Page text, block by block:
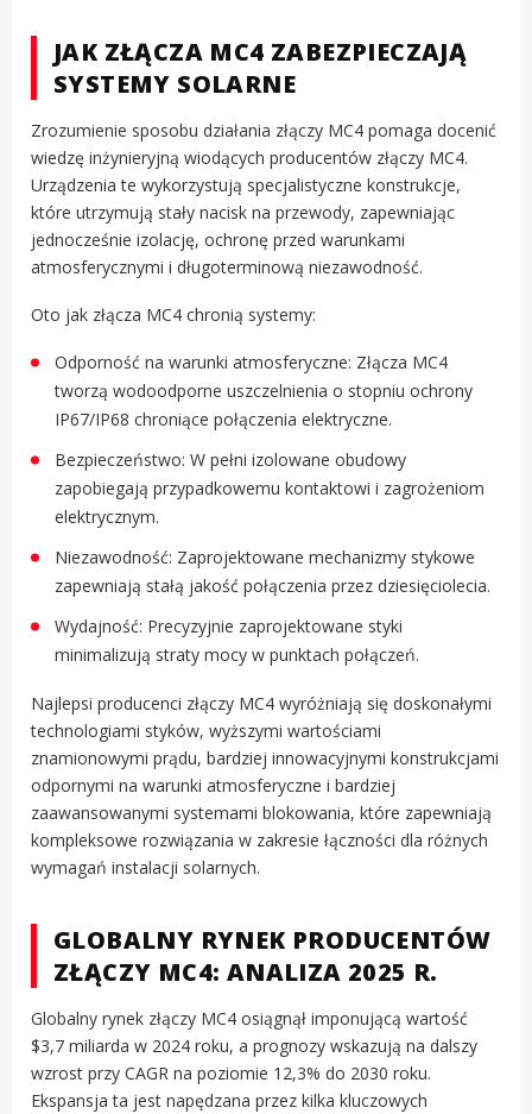
JAK ZŁĄCZA MC4 ZABEZPIECZAJĄ
SYSTEMY SOLARNE
Zrozumienie sposobu działania złączy MC4 pomaga docenić
wiedzę inżynieryjną wiodących producentów złączy MC4.
Urządzenia te wykorzystują specjalistyczne konstrukcje,
które utrzymują stały nacisk na przewody, zapewniając
jednocześnie izolację, ochronę przed warunkami
atmosferycznymi i długoterminową niezawodność.
Oto jak złącza MC4 chronią systemy:
Odporność na warunki atmosferyczne: Złącza MC4
tworzą wodoodporne uszczelnienia o stopniu ochrony
IP67/IP68 chroniące połączenia elektryczne.
Bezpieczeństwo: W pełni izolowane obudowy
zapobiegają przypadkowemu kontaktowi i zagrożeniom
elektrycznym.
Niezawodność: Zaprojektowane mechanizmy stykowe
zapewniają stałą jakość połączenia przez dziesięciolecia.
Wydajność: Precyzyjnie zaprojektowane styki
minimalizują straty mocy w punktach połączeń.
Najlepsi producenci złączy MC4 wyróżniają się doskonałymi
technologiami styków, wyższymi wartościami
znamionowymi prądu, bardziej innowacyjnymi konstrukcjami
odpornymi na warunki atmosferyczne i bardziej
zaawansowanymi systemami blokowania, które zapewniają
kompleksowe rozwiązania w zakresie łączności dla różnych
wymagań instalacji solarnych.
GLOBALNY RYNEK PRODUCENTÓW
ZŁĄCZY MC4: ANALIZA 2025 R.
Globalny rynek złączy MC4 osiągnął imponującą wartość
$3,7 miliarda w 2024 roku, a prognozy wskazują na dalszy
wzrost przy CAGR na poziomie 12,3% do 2030 roku.
Ekspansja ta jest napędzana przez kilka kluczowych